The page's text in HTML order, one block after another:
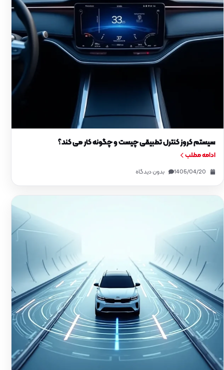
سیستم کروز کنترل تطبیقی چیست و چگونه کار می کند؟
ادامه مطلب
1405/04/20 بدون دیدگاه